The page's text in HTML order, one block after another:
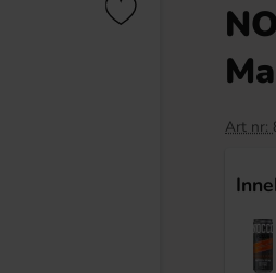
Art nr: